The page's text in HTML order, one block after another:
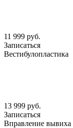
11 999 руб.
Записаться
Вестибулопластика
13 999 руб.
Записаться
Вправление